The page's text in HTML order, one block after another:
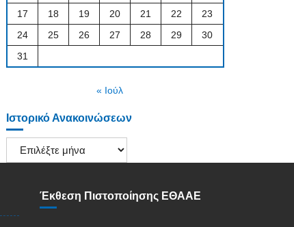
17
18 19 20 21 22
23
24
25 26 27 28 29
30
31
« Ιούλ
Ιστορικό Ανακοινώσεων
Ιστορικό
Ανακοινώσεων
Έκθεση Πιστοποίησης ΕΘΑΑΕ